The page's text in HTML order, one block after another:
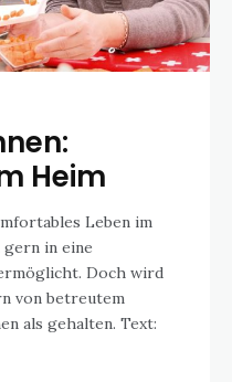
Heim
Leben im
in eine
Doch wird
von betreutem
gehalten. Text: